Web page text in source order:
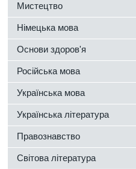
Мистецтво
Німецька мова
Основи здоров'я
Російська мова
Українська мова
Українська література
Правознавство
Світова література